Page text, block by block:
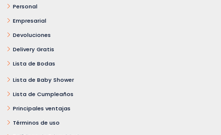
Personal
Empresarial
Devoluciones
Delivery Gratis
Lista de Bodas
Lista de Baby Shower
Lista de Cumpleaños
Principales ventajas
Términos de uso